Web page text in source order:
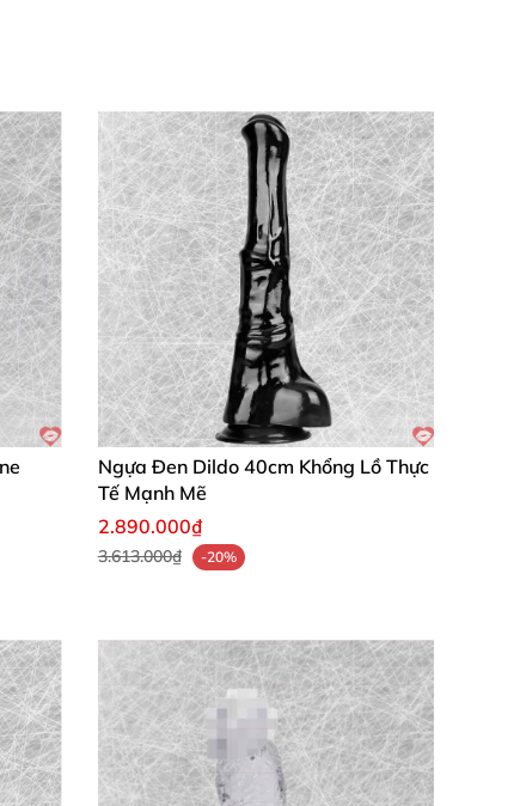
nước , siliconehoặc hybrid – tăng khoái
phẩm giữ màu sắc, độ đàn hồi như mới
riêng tư thành thiên đường khoái lạc .
cảm giác mềm mại , ấm áp, gần gũi như
tình dục . ❤️
chắn . Chất liệu PVC mềm mịn, khoái
tiện lợi, vệ sinh nhanh
, đáng tiền trăm
Ngựa Đen Dildo 40cm Khổng Lồ Thực
Tế Mạnh Mẽ
2.890.000₫
3.613.000₫ -20%